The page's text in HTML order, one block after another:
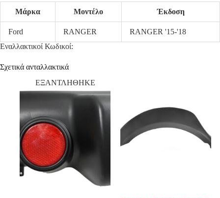
Μάρκα Μοντέλο Έκδοση
Ford RANGER
RANGER '15-'18
Εναλλακτικοί Κωδικοί:
Σχετικά ανταλλακτικά
ΕΞΑΝΤΛΗΘΗΚΕ